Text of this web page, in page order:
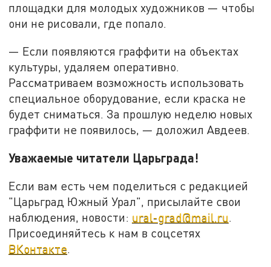
площадки для молодых художников — чтобы
они не рисовали, где попало.
— Если появляются граффити на объектах
культуры, удаляем оперативно.
Рассматриваем возможность использовать
специальное оборудование, если краска не
будет сниматься. За прошлую неделю новых
граффити не появилось, — доложил Авдеев.
Уважаемые читатели Царьграда!
Если вам есть чем поделиться с редакцией
"Царьград Южный Урал", присылайте свои
наблюдения, новости: ural-grad@mail.ru
Присоединяйтесь к нам в соцсетях
ВКонтакте